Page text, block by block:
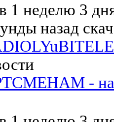
1 неделю 3
назад
-